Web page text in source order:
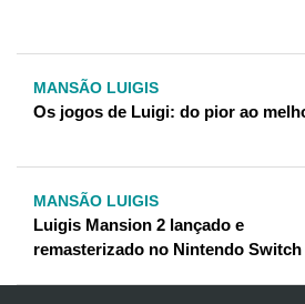
MANSÃO LUIGIS
Os jogos de Luigi: do pior ao
MANSÃO LUIGIS
Luigis Mansion 2 lançado e
remasterizado no Nintendo Switch